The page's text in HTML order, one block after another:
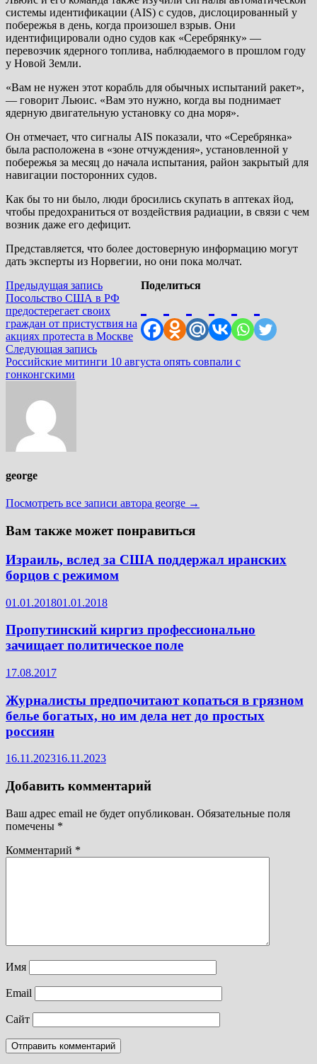
системы идентификации (AIS) с судов, дислоцированный у
побережья в день, когда произошел взрыв. Они
идентифицировали одно судов как «Серебрянку» —
перевозчик ядерного топлива, наблюдаемого в прошлом году
у Новой Земли.
«Вам не нужен этот корабль для обычных испытаний ракет»,
— говорит Льюис. «Вам это нужно, когда вы поднимает
ядерную двигательную установку со дна моря».
Он отмечает, что сигналы AIS показали, что «Серебрянка»
была расположена в «зоне отчуждения», установленной у
побережья за месяц до начала испытания, район закрытый для
навигации посторонних судов.
Как бы то ни было, люди бросились скупать в аптеках йод,
чтобы предохраниться от воздействия радиации, в связи с чем
возник даже его дефицит.
Представляется, что более достоверную информацию могут
дать эксперты из Норвегии, но они пока молчат.
Поделиться
Навигация
по
записям
Предыдущая записьПредыдущая
запись:
Посольство США в РФ
предостерегает своих
граждан от пристуствия на
акциях протеста в Москве
Следующая записьСледующая
запись:
Российские митинги 10 августа опять совпали с
гонконгскими
george
Посмотреть все записи автора george →
Вам также может понравиться
Израиль, вслед за США поддержал иранских
борцов с режимом
01.01.201801.01.2018
Пропутинский киргиз профессионально
зачищает политическое поле
17.08.2017
Журналисты предпочитают копаться в грязном
белье богатых, но им дела нет до простых
россиян
16.11.202316.11.2023
Добавить комментарий
Ваш адрес email не будет опубликован. Обязательные поля
помечены *
Комментарий *
Имя
Email
Сайт